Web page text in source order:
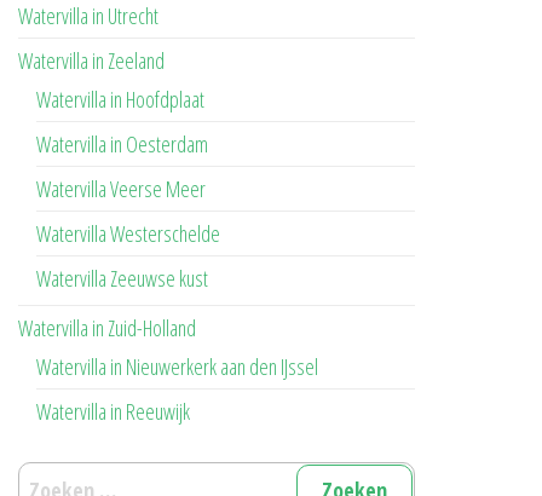
Watervilla in Utrecht
Watervilla in Zeeland
Watervilla in Hoofdplaat
Watervilla in Oesterdam
Watervilla Veerse Meer
Watervilla Westerschelde
Watervilla Zeeuwse kust
Watervilla in Zuid-Holland
Watervilla in Nieuwerkerk aan den IJssel
Watervilla in Reeuwijk
Zoeken